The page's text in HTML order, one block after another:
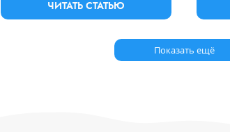
ЧИТАТЬ СТАТЬЮ
Показать ещё